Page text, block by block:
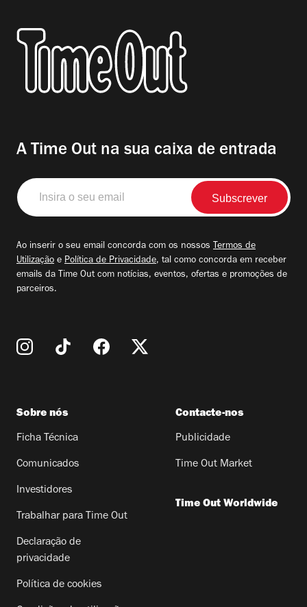
A Time Out na sua caixa de entrada
Insira
o
seu
Ao inserir o seu email concorda com os nossos Termos de
Utilização e Política de Privacidade, tal como concorda em receber
emails da Time Out com notícias, eventos, ofertas e promoções de
parceiros.
Sobre nós
Ficha Técnica
Comunicados
Investidores
Trabalhar para Time Out
Declaração de
privacidade
Política de cookies
Contacte-nos
Publicidade
Time Out Market
Time Out Worldwide